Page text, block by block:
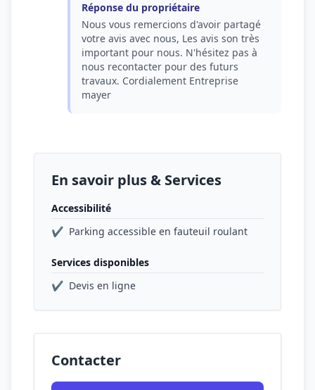
Réponse du propriétaire
Nous vous remercions d'avoir partagé
votre avis avec nous, Les avis son très
important pour nous. N'hésitez pas à
nous recontacter pour des futurs
travaux. Cordialement Entreprise
mayer
En savoir plus & Services
Accessibilité
✔ Parking accessible en fauteuil roulant
Services disponibles
✔ Devis en ligne
Contacter